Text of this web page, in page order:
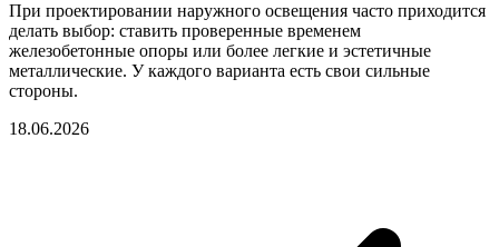
При проектировании наружного освещения часто приходится
делать выбор: ставить проверенные временем
железобетонные опоры или более легкие и эстетичные
металлические. У каждого варианта есть свои сильные
стороны.
18.06.2026